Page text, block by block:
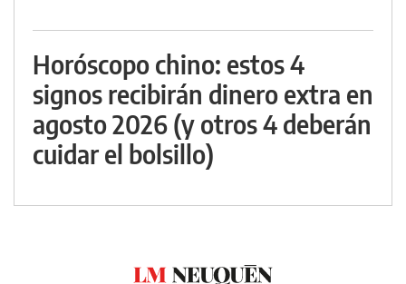
Horóscopo chino: estos 4
signos recibirán dinero extra en
agosto 2026 (y otros 4 deberán
cuidar el bolsillo)